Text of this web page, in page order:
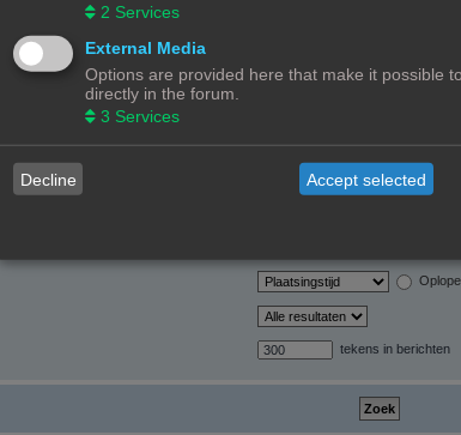
Alleen onderwerptitels
Alleen eerste bericht van
tekens in berichten
2 Services
External Media
Options are provided here that make it possible
directly in the forum.
3 Services
Decline Accept selected